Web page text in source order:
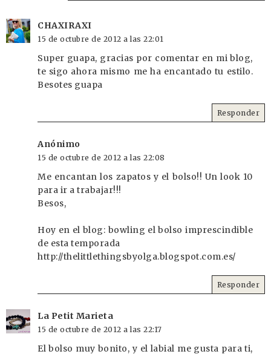
CHAXIRAXI
15 de octubre de 2012 a las 22:01
Super guapa, gracias por comentar en mi blog,
te sigo ahora mismo me ha encantado tu estilo.
Besotes guapa
Responder
Anónimo
15 de octubre de 2012 a las 22:08
Me encantan los zapatos y el bolso!! Un look 10
para ir a trabajar!!!
Besos,
Hoy en el blog: bowling el bolso imprescindible
de esta temporada
http://thelittlethingsbyolga.blogspot.com.es/
Responder
La Petit Marieta
15 de octubre de 2012 a las 22:17
El bolso muy bonito, y el labial me gusta para ti,